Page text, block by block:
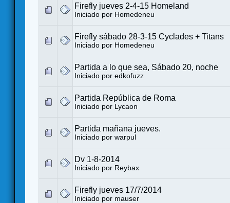
Firefly jueves 2-4-15 Homeland
Iniciado por Homedeneu
Firefly sábado 28-3-15 Cyclades + Titans
Iniciado por Homedeneu
Partida a lo que sea, Sábado 20, noche
Iniciado por edkofuzz
Partida República de Roma
Iniciado por Lycaon
Partida mañana jueves.
Iniciado por warpul
Dv 1-8-2014
Iniciado por Reybax
Firefly jueves 17/7/2014
Iniciado por mauser